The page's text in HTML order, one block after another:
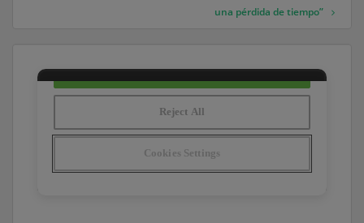
una pérdida de tiempo”